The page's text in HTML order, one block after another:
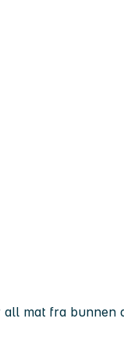
mat fra